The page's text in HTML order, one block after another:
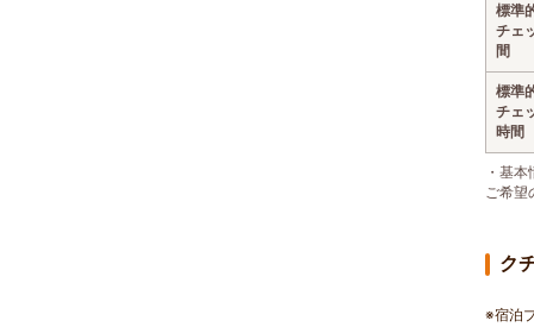
標準
チェ
間
標準
チェ
時間
・基
ご希望
ク
※宿泊